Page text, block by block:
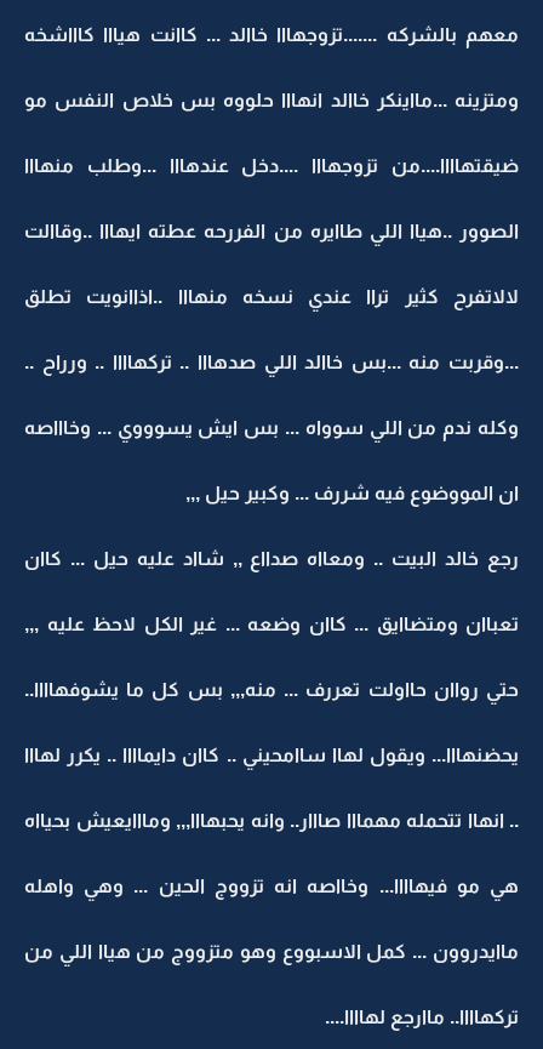
معهم بالشركه .......تزوجهااا خاالد ... كاانت هيااا كاااشخه
ومتزينه ...مااينكر خاالد انهااا حلووه بس خلاص النفس مو
ضيقتهاااا....من تزوجهااا ....دخل عندهااا ...وطلب منهااا
الصوور ..هياا اللي طاايره من الفررحه عطته ايهااا ..وقاالت
لالاتفرح كثير تراا عندي نسخه منهااا ..اذاانويت تطلق
...وقربت منه ...بس خاالد اللي صدهااا .. تركهاااا .. ورراح ..
وكله ندم من اللي سوواه ... بس ايش يسوووي ... وخاااصه
ان المووضوع فيه شررف ... وكبير حيل ,,,
رجع خالد البيت .. ومعااه صدااع ,, شااد عليه حيل ... كاان
تعباان ومتضاايق ... كاان وضعه ... غير الكل لاحظ عليه ,,,
حتي رواان حااولت تعررف ... منه,,, بس كل ما يشوفهاااا..
يحضنهااا... ويقول لهاا ساامحيني .. كاان دايماااا .. يكرر لهااا
.. انهاا تتحمله مهمااا صااار.. وانه يحبهااا,,, ومااايعيش بحيااه
هي مو فيهاااا... وخااصه انه تزووج الحين ... وهي واهله
ماايدروون ... كمل الاسبووع وهو متزووج من هياا اللي من
تركهاااا.. ماارجع لهاااا....